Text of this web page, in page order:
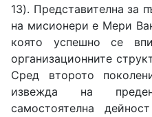
13). Представителна за
на мисионери е Мери
която успешно се
организационните
Сред второто
извежда на
самостоятелна